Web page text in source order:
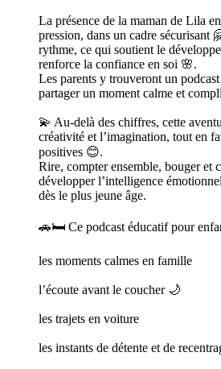
La présence de la maman de Lila
pression, dans un cadre sécurisant
rythme, ce qui soutient le
renforce la confiance en soi 🌸.
Les parents y trouveront un
partager un moment calme et
💫 Au-delà des chiffres, cette
créativité et l’imagination, tout en
positives 😊.
Rire, compter ensemble, bouger et
développer l’intelligence
dès le plus jeune âge.
🚗🛏️ Ce podcast éducatif pour
les moments calmes en famille
l’écoute avant le coucher 🌙
les trajets en voiture
les instants de détente et de